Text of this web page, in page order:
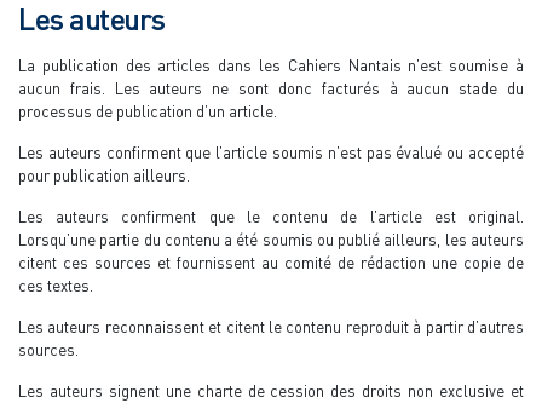
Les auteurs
La publication des articles dans les Cahiers Nantais n’est soumise à
aucun frais. Les auteurs ne sont donc facturés à aucun stade du
processus de publication d’un article.
Les auteurs confirment que l’article soumis n’est pas évalué ou accepté
pour publication ailleurs.
Les auteurs confirment que le contenu de l’article est original.
Lorsqu’une partie du contenu a été soumis ou publié ailleurs, les auteurs
citent ces sources et fournissent au comité de rédaction une copie de
ces textes.
Les auteurs reconnaissent et citent le contenu reproduit à partir d’autres
sources.
Les auteurs signent une charte de cession des droits non exclusive et